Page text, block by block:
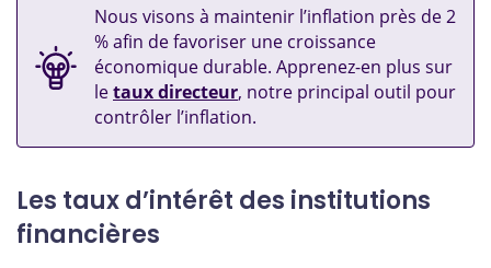
Nous visons à maintenir l’inflation près de 2
% afin de favoriser une croissance
économique durable. Apprenez-en plus sur
letaux directeur, notre principal outil pour
contrôler l’inflation.
Les taux d’intérêt des institutions
financières